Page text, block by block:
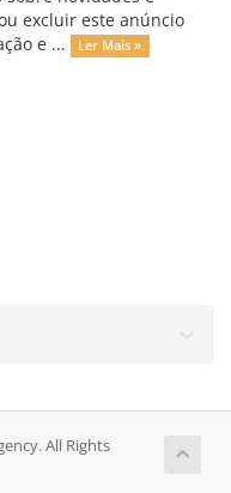
excluir este anúncio
e ...
Ler Mais »
All Rights